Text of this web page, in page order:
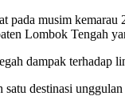
musim
Lombok Tengah
dampak terhadap
destinasi